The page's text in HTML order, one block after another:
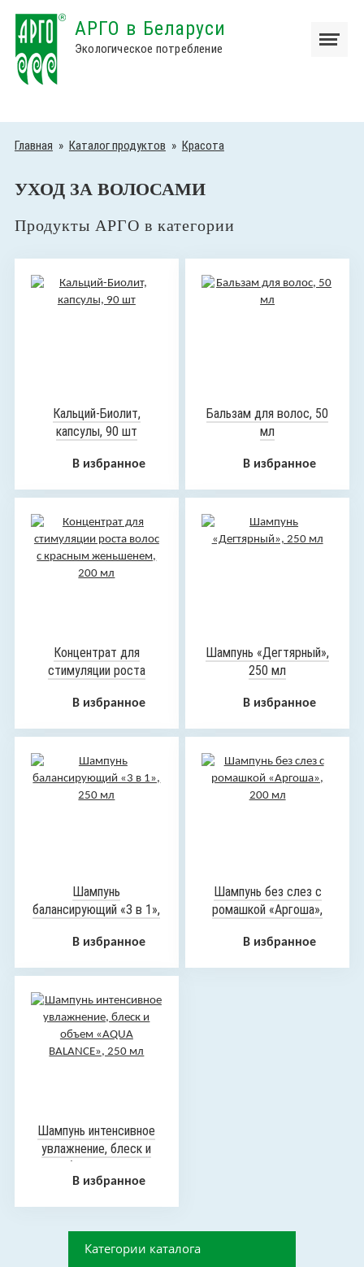
АРГО в Беларуси
Экологическое потребление
Главная » Каталог продуктов » Красота
УХОД ЗА ВОЛОСАМИ
Продукты АРГО в категории
Кальций-Биолит,
капсулы, 90 шт
В избранное
Бальзам для волос, 50
мл
В избранное
Концентрат для
стимуляции роста
женьшенем, 200 мл
В избранное
Шампунь «Дегтярный»,
250 мл
В избранное
Шампунь
балансирующий «3 в 1»,
В избранное
Шампунь без слез с
ромашкой «Аргоша»,
В избранное
Шампунь интенсивное
увлажнение, блеск и
объем «AQUA
BALANCE», 250 мл
В избранное
Категории каталога